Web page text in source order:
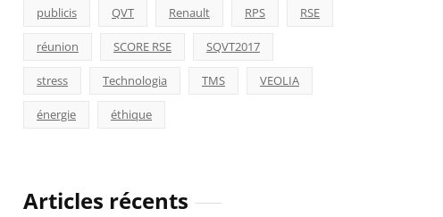
publicis QVT Renault RPS RSE
réunion SCORE RSE SQVT2017
stress Technologia TMS VEOLIA
énergie éthique
Articles récents